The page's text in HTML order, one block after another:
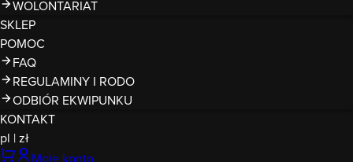
WOLONTARIAT
SKLEP
POMOC
FAQ
REGULAMINY I RODO
ODBIÓR EKWIPUNKU
KONTAKT
pl |zł
Moje konto